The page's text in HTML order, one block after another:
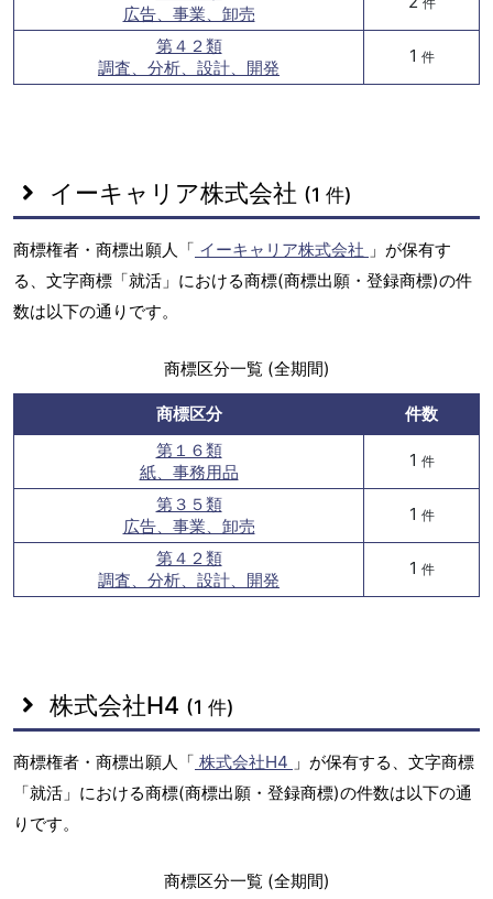
広告、事業、卸売
第４２類
調査、分析、設計、開発
1 件
イーキャリア株式会社 (1 件)
商標権者・商標出願人「 イーキャリア株式会社 」が保有す
る、文字商標「就活」における商標(商標出願・登録商標)の件
数は以下の通りです。
商標区分一覧 (全期間)
商標区分
件数
第１６類
紙、事務用品
1 件
第３５類
広告、事業、卸売
1 件
第４２類
調査、分析、設計、開発
1 件
株式会社H4 (1 件)
商標権者・商標出願人「 株式会社H4 」が保有する、文字商標
「就活」における商標(商標出願・登録商標)の件数は以下の通
りです。
商標区分一覧 (全期間)